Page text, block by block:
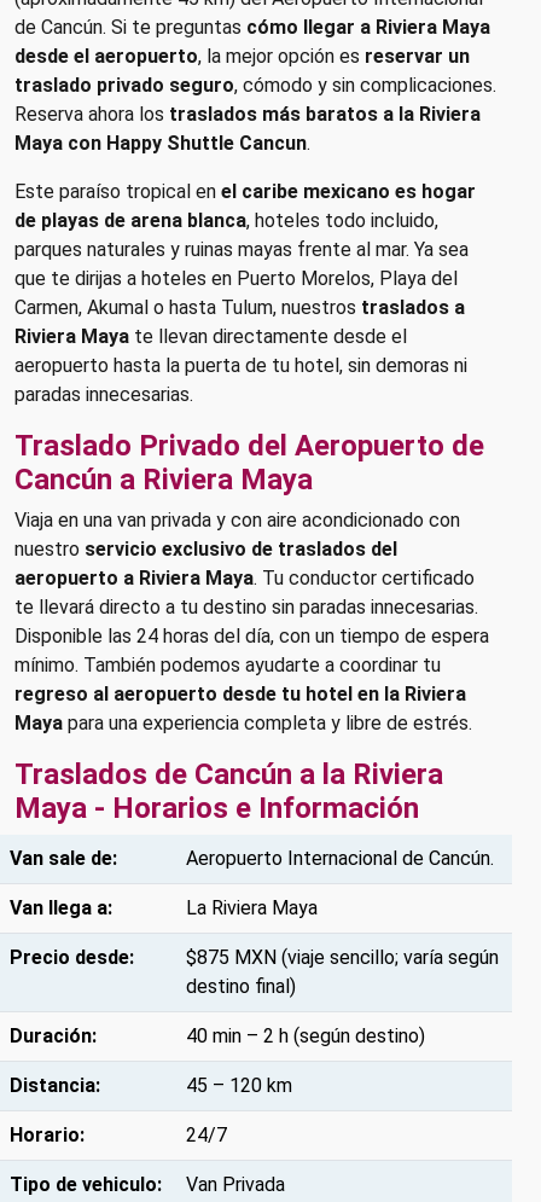
de Cancún. Si te preguntas cómo llegar a Riviera Maya
desde el aeropuerto, la mejor opción es reservar un
traslado privado seguro, cómodo y sin complicaciones.
Reserva ahora los traslados más baratos a la Riviera
Maya con Happy Shuttle Cancun.
Este paraíso tropical en el caribe mexicano es hogar
de playas de arena blanca, hoteles todo incluido,
parques naturales y ruinas mayas frente al mar. Ya sea
que te dirijas a hoteles en Puerto Morelos, Playa del
Carmen, Akumal o hasta Tulum, nuestros traslados a
Riviera Maya te llevan directamente desde el
aeropuerto hasta la puerta de tu hotel, sin demoras ni
paradas innecesarias.
Traslado Privado del Aeropuerto de
Cancún a Riviera Maya
Viaja en una van privada y con aire acondicionado con
nuestro servicio exclusivo de traslados del
aeropuerto a Riviera Maya. Tu conductor certificado
te llevará directo a tu destino sin paradas innecesarias.
Disponible las 24 horas del día, con un tiempo de espera
mínimo. También podemos ayudarte a coordinar tu
regreso al aeropuerto desde tu hotel en la Riviera
Maya para una experiencia completa y libre de estrés.
Traslados de Cancún a la Riviera
Maya - Horarios e Información
Van sale de: Aeropuerto Internacional de Cancún.
Van llega a: La Riviera Maya
Precio desde:
$875 MXN (viaje sencillo; varía según
destino final)
Duración: 40 min – 2 h (según destino)
Distancia: 45 – 120 km
Horario: 24/7
Tipo de vehiculo: Van Privada